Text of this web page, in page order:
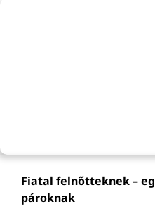
Fiatal felnőtteknek –
pároknak